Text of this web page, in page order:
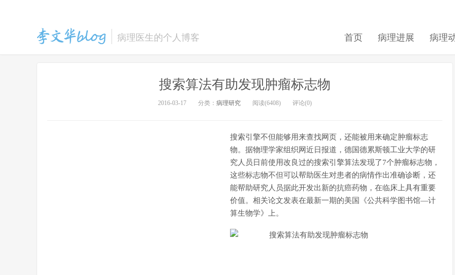
病理医生的个人博客 首页 病理进展 病理
搜索算法有助发现肿瘤标志物
2016-03-17 分类： 病理研究 阅读(6408) 评论(0)
搜索引擎不但能够用来查找网页，还能被用来确定肿瘤标志
物。据物理学家组织网近日报道，德国德累斯顿工业大学的研
究人员日前使用改良过的搜索引擎算法发现了7个肿瘤标志物，
这些标志物不但可以帮助医生对患者的病情作出准确诊断，还
能帮助研究人员据此开发出新的抗癌药物，在临床上具有重要
价值。相关论文发表在最新一期的美国《公共科学图书馆—计
算生物学》上。